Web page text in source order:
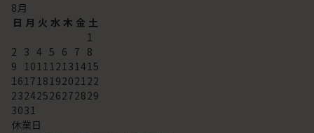
8月
日 月 火 水 木 金 土
1
2 3 4 5 6 7 8
9 101112131415
16171819202122
23242526272829
3031
休業日